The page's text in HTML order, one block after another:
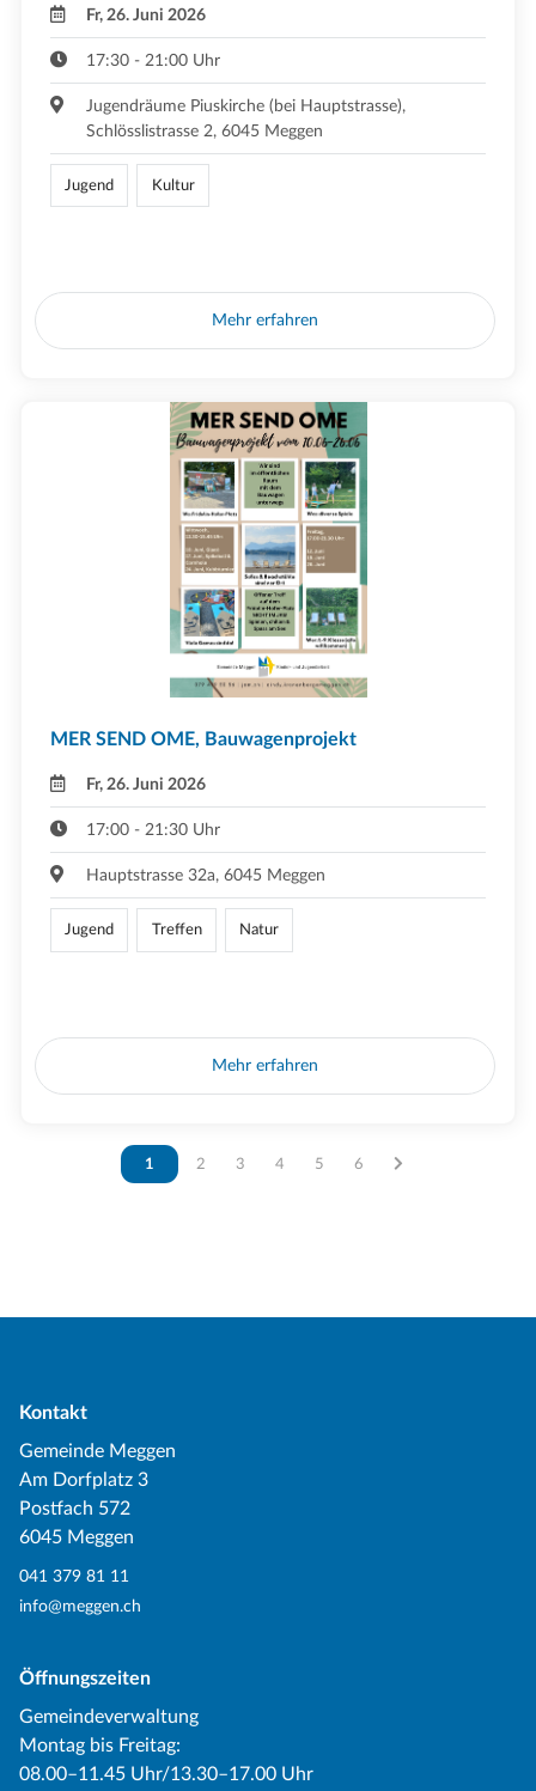
Fr, 26. Juni 2026
17:30 - 21:00 Uhr
Jugendräume Piuskirche (bei Hauptstrasse),
Schlösslistrasse 2, 6045 Meggen
Jugend Kultur
Mehr erfahren
MER SEND OME, Bauwagenprojekt
Fr, 26. Juni 2026
17:00 - 21:30 Uhr
Hauptstrasse 32a, 6045 Meggen
Jugend Treffen Natur
Mehr erfahren
Vous êtes sur la page
1 Vous êtes sur la page
2 Vous êtes sur la page
3 Vous êtes sur la page
4 Vous êtes sur la page
5 Vous êtes sur la page
6
Kontakt
Gemeinde Meggen
Am Dorfplatz 3
Postfach 572
6045 Meggen
041 379 81 11
info@meggen.ch
Öffnungszeiten
Gemeindeverwaltung
Montag bis Freitag:
08.00–11.45 Uhr/13.30–17.00 Uhr